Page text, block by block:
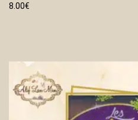
8.00€